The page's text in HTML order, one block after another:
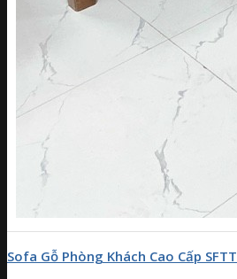
Sofa Gỗ Phòng Khách Cao Cấp